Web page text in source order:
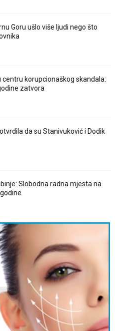
Goru ušlo više ljudi nego što
centru korupcionaškog skandala:
zatvora
da su Stanivuković i Dodik
Slobodna radna mjesta na